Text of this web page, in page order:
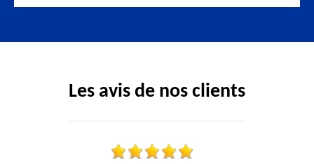
Les avis de nos clients